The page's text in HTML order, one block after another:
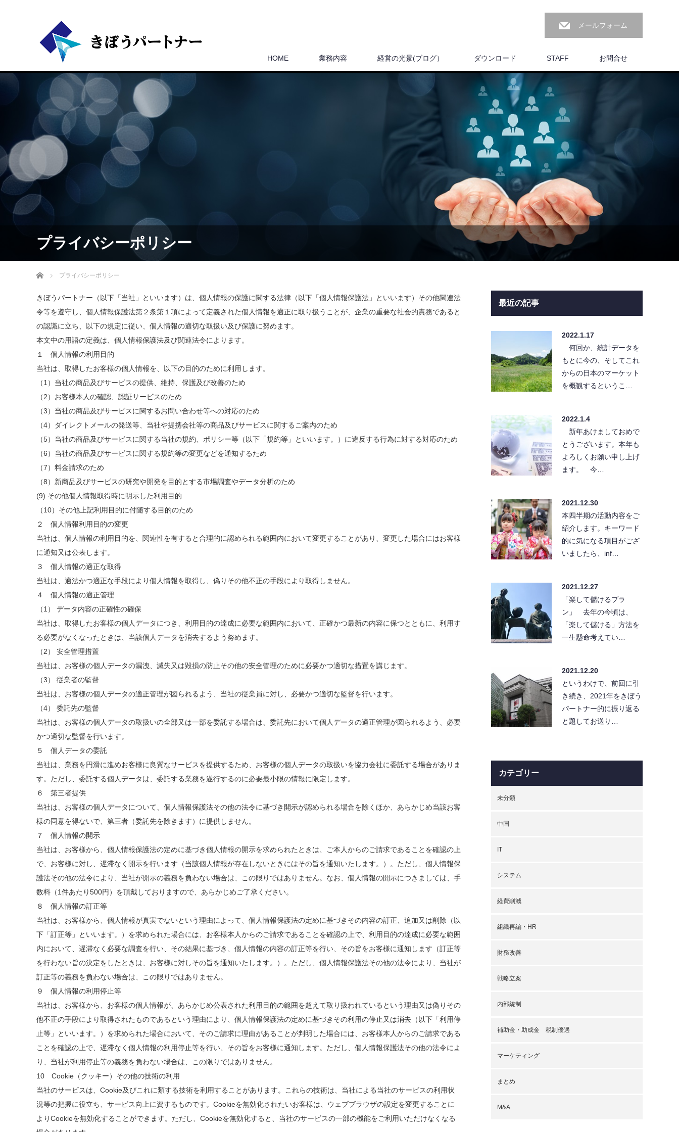
メールフォーム
HOME 業務内容 経営の光景(ブログ） ダウンロード STAFF お問合せ
プライバシーポリシー
ホーム プライバシーポリシー
きぼうパートナー（以下「当社」といいます）は、個人情報の保護に関する法律（以下「個人情報保護法」といいます）その他関連法
令等を遵守し、個人情報保護法第２条第１項によって定義された個人情報を適正に取り扱うことが、企業の重要な社会的責務であると
の認識に立ち、以下の規定に従い、個人情報の適切な取扱い及び保護に努めます。
本文中の用語の定義は、個人情報保護法及び関連法令によります。
１ 個人情報の利用目的
当社は、取得したお客様の個人情報を、以下の目的のために利用します。
（1）当社の商品及びサービスの提供、維持、保護及び改善のため
（2）お客様本人の確認、認証サービスのため
（3）当社の商品及びサービスに関するお問い合わせ等への対応のため
（4）ダイレクトメールの発送等、当社や提携会社等の商品及びサービスに関するご案内のため
（5）当社の商品及びサービスに関する当社の規約、ポリシー等（以下「規約等」といいます。）に違反する行為に対する対応のため
（6）当社の商品及びサービスに関する規約等の変更などを通知するため
（7）料金請求のため
（8）新商品及びサービスの研究や開発を目的とする市場調査やデータ分析のため
(9) その他個人情報取得時に明示した利用目的
（10）その他上記利用目的に付随する目的のため
２ 個人情報利用目的の変更
当社は、個人情報の利用目的を、関連性を有すると合理的に認められる範囲内において変更することがあり、変更した場合にはお客様
に通知又は公表します。
３ 個人情報の適正な取得
当社は、適法かつ適正な手段により個人情報を取得し、偽りその他不正の手段により取得しません。
４ 個人情報の適正管理
（1） データ内容の正確性の確保
当社は、取得したお客様の個人データにつき、利用目的の達成に必要な範囲内において、正確かつ最新の内容に保つとともに、利用す
る必要がなくなったときは、当該個人データを消去するよう努めます。
（2） 安全管理措置
当社は、お客様の個人データの漏洩、滅失又は毀損の防止その他の安全管理のために必要かつ適切な措置を講じます。
（3） 従業者の監督
当社は、お客様の個人データの適正管理が図られるよう、当社の従業員に対し、必要かつ適切な監督を行います。
（4） 委託先の監督
当社は、お客様の個人データの取扱いの全部又は一部を委託する場合は、委託先において個人データの適正管理が図られるよう、必要
かつ適切な監督を行います。
５ 個人データの委託
当社は、業務を円滑に進めお客様に良質なサービスを提供するため、お客様の個人データの取扱いを協力会社に委託する場合がありま
す。ただし、委託する個人データは、委託する業務を遂行するのに必要最小限の情報に限定します。
６ 第三者提供
当社は、お客様の個人データについて、個人情報保護法その他の法令に基づき開示が認められる場合を除くほか、あらかじめ当該お客
様の同意を得ないで、第三者（委託先を除きます）に提供しません。
７ 個人情報の開示
当社は、お客様から、個人情報保護法の定めに基づき個人情報の開示を求められたときは、ご本人からのご請求であることを確認の上
で、お客様に対し、遅滞なく開示を行います（当該個人情報が存在しないときにはその旨を通知いたします。）。ただし、個人情報保
護法その他の法令により、当社が開示の義務を負わない場合は、この限りではありません。なお、個人情報の開示につきましては、手
数料（1件あたり500円）を頂戴しておりますので、あらかじめご了承ください。
８ 個人情報の訂正等
当社は、お客様から、個人情報が真実でないという理由によって、個人情報保護法の定めに基づきその内容の訂正、追加又は削除（以
下「訂正等」といいます。）を求められた場合には、お客様本人からのご請求であることを確認の上で、利用目的の達成に必要な範囲
内において、遅滞なく必要な調査を行い、その結果に基づき、個人情報の内容の訂正等を行い、その旨をお客様に通知します（訂正等
を行わない旨の決定をしたときは、お客様に対しその旨を通知いたします。）。ただし、個人情報保護法その他の法令により、当社が
訂正等の義務を負わない場合は、この限りではありません。
９ 個人情報の利用停止等
当社は、お客様から、お客様の個人情報が、あらかじめ公表された利用目的の範囲を超えて取り扱われているという理由又は偽りその
他不正の手段により取得されたものであるという理由により、個人情報保護法の定めに基づきその利用の停止又は消去（以下「利用停
止等」といいます。）を求められた場合において、そのご請求に理由があることが判明した場合には、お客様本人からのご請求である
ことを確認の上で、遅滞なく個人情報の利用停止等を行い、その旨をお客様に通知します。ただし、個人情報保護法その他の法令によ
り、当社が利用停止等の義務を負わない場合は、この限りではありません。
10 Cookie（クッキー）その他の技術の利用
当社のサービスは、Cookie及びこれに類する技術を利用することがあります。これらの技術は、当社による当社のサービスの利用状
況等の把握に役立ち、サービス向上に資するものです。Cookieを無効化されたいお客様は、ウェブブラウザの設定を変更することに
よりCookieを無効化することができます。ただし、Cookieを無効化すると、当社のサービスの一部の機能をご利用いただけなくなる
最近の記事
2022.1.17
何回か、統計データを
もとに今の、そしてこれ
からの日本のマーケット
を概観するというこ…
2022.1.4
新年あけましておめで
とうございます。本年も
よろしくお願い申し上げ
ます。 今…
2021.12.30
本四半期の活動内容をご
紹介します。キーワード
的に気になる項目がござ
いましたら、inf…
2021.12.27
「楽して儲けるプラ
ン」 去年の今頃は、
「楽して儲ける」方法を
一生懸命考えてい…
2021.12.20
というわけで、前回に引
き続き、2021年をきぼう
パートナー的に振り返る
と題してお送り…
カテゴリー
未分類
中国
IT
システム
経費削減
組織再編・HR
財務改善
戦略立案
内部統制
補助金・助成金 税制優遇
マーケティング
まとめ
M&A